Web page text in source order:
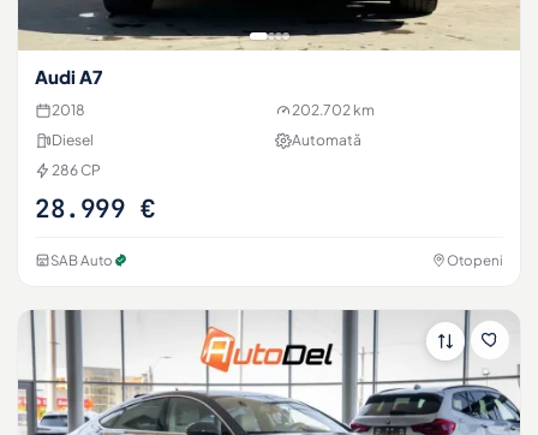
Audi A7
2018
202.702 km
Diesel
Automată
286 CP
28.999 €
SAB Auto Otopeni